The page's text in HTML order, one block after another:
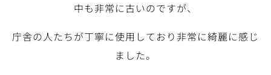
中も非常に古いのですが、
庁舎の人たちが丁寧に使用しており非常に綺麗に感じ
ました。